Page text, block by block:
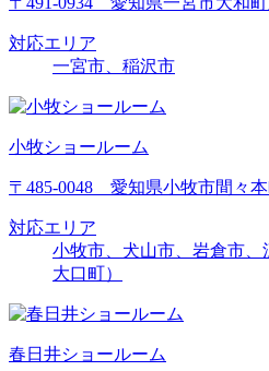
対応エリア
一宮市、稲沢市
小牧ショールーム
〒485-0048 愛知県小牧市間々本
対応エリア
小牧市、犬山市、岩倉市、
大口町）
春日井ショールーム